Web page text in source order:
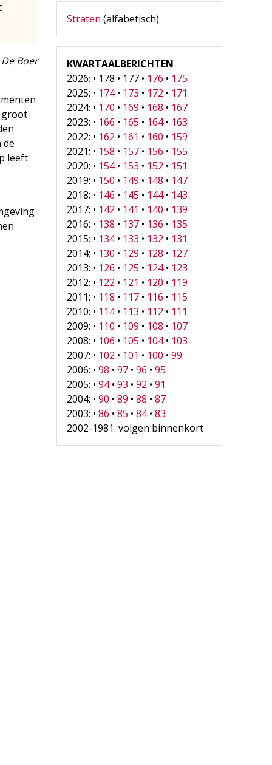
De Boer
groot
de
leeft
Straten (alfabetisch)
KWARTAALBERICHTEN
2026: • 178 • 177 • 176 • 175
2025: • 174• 173 • 172 • 171
2024: • 170 • 169 • 168 • 167
2023: • 166 • 165 • 164• 163
2022: • 162 • 161 • 160 • 159
2021: • 158 • 157 • 156 • 155
2020: • 154• 153 • 152 • 151
2019: • 150 • 149 • 148 • 147
2018: • 146 • 145 • 144• 143
2017: • 142 • 141 • 140 • 139
2016: • 138 • 137 • 136 • 135
2015: • 134• 133 • 132 • 131
2014: • 130 • 129 • 128 • 127
2013: • 126 • 125 • 124• 123
2012: • 122 • 121 • 120 • 119
2011: • 118 • 117 • 116 • 115
2010: • 114• 113 • 112 • 111
2009: • 110 • 109 • 108 • 107
2008: • 106 • 105 • 104• 103
2007: • 102 • 101 • 100 •99
2006: •98 •97 •96 •95
2005: •94•93 •92 •91
2004: •90 •89 •88 •87
2003: •86 •85 •84•83
2002-1981: volgen binnenkort